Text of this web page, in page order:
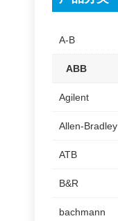
A-B
ABB
Agilent
Allen-Bradley
ATB
B&R
bachmann